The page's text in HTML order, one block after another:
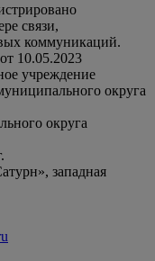
связи,
коммуникаций.
10.05.2023
учреждение
округа
округа
западная